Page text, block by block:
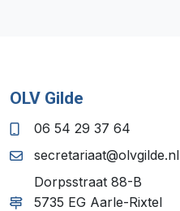
OLV Gilde
06 54 29 37 64
secretariaat@olvgilde.nl
Dorpsstraat 88-B
5735 EG Aarle-Rixtel